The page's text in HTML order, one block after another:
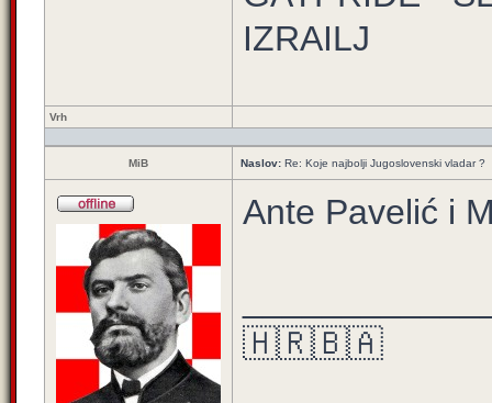
IZRAILJ
Vrh
MiB Naslov: Re: Koje najbolji Jugoslovenski vladar ?
Ante Pavelić i
🇭🇷🇧🇦